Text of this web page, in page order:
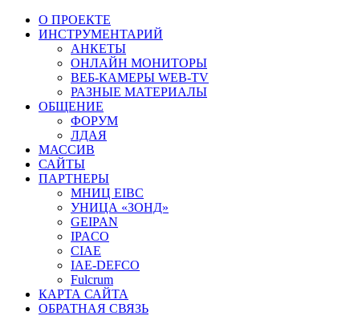
О ПРОЕКТЕ
ИНСТРУМЕНТАРИЙ
АНКЕТЫ
ОНЛАЙН МОНИТОРЫ
ВЕБ-КАМЕРЫ WEB-TV
РАЗНЫЕ МАТЕРИАЛЫ
ОБЩЕНИЕ
ФОРУМ
ЛДАЯ
МАССИВ
САЙТЫ
ПАРТНЕРЫ
МНИЦ EIBC
УНИЦА «ЗОНД»
GEIPAN
IPACO
CIAE
IAE-DEFCO
Fulcrum
КАРТА САЙТА
ОБРАТНАЯ СВЯЗЬ